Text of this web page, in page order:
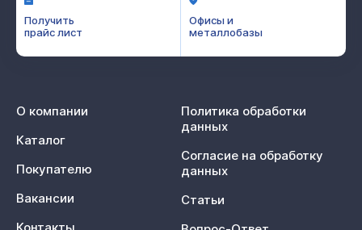
Получить
прайс лист
Офисы и
металлобазы
О компании
Каталог
Покупателю
Вакансии
Политика обработки
данных
Согласие на обработку
данных
Статьи